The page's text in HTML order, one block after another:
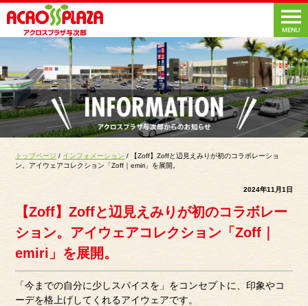
トップページ / インフォメーション / 【Zoff】Zoffと辺見えみりが初のコラボレーショ
ン。アイウェアコレクション「Zoff｜emiri」を展開。
2024年11月1日
【Zoff】Zoffと辺見えみりが初のコラボレー
ション。アイウェアコレクション「Zoff｜
emiri」を展開。
「今までの自分に少しスパイスを」をコンセプトに、印象やコ
ーデを格上げしてくれるアイウェアです。